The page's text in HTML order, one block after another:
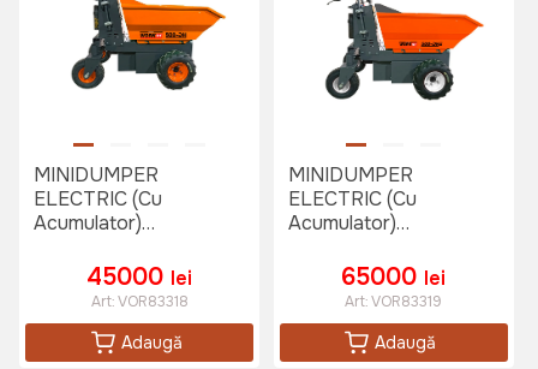
MINIDUMPER
ELECTRIC (Cu
Acumulator)
45000 lei
Art:VOR83318
Adaugă
MINIDUMPER
ELECTRIC (Cu
Acumulator)
65000 lei
Art:VOR83319
Adaugă